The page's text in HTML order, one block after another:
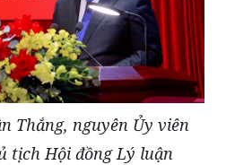
Thắng, nguyên Ủy viên
tịch Hội đồng Lý luận